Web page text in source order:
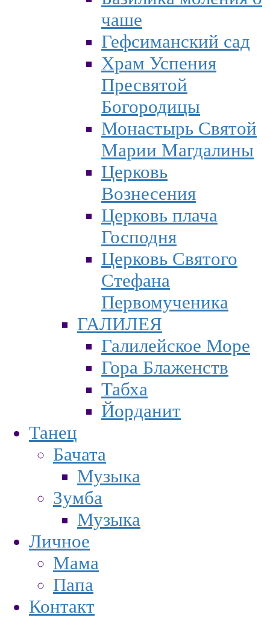
чаше
Гефсиманский сад
Храм Успения
Пресвятой
Богородицы
Монастырь Святой
Марии Магдалины
Церковь
Вознесения
Церковь плача
Господня
Церковь Святого
Стефана
Первомученика
ГАЛИЛЕЯ
Галилейское Море
Гора Блаженств
Табха
Йорданит
Танец
Бачата
Музыка
Зумба
Музыка
Личное
Мама
Папа
Контакт